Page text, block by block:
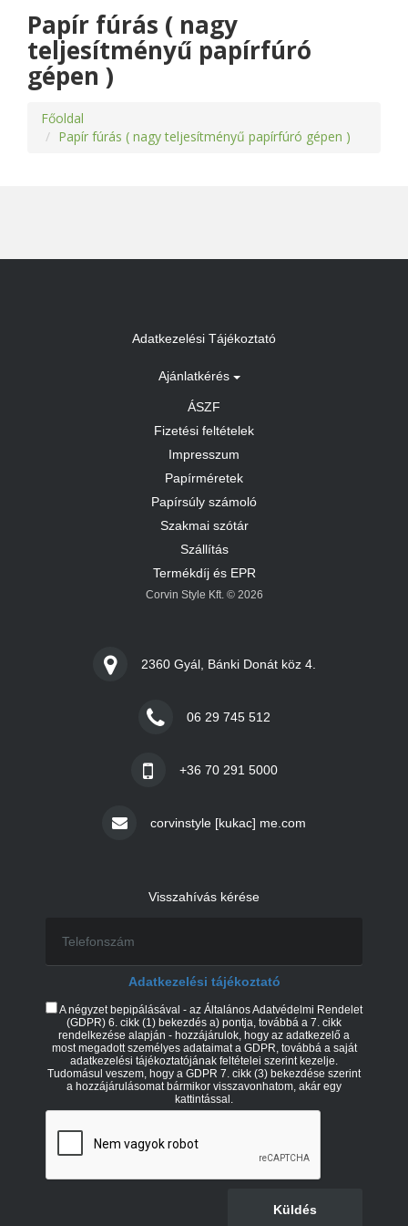
Papír fúrás ( nagy
teljesítményű papírfúró
gépen )
Főoldal
Papír fúrás ( nagy teljesítményű papírfúró gépen )
Adatkezelési Tájékoztató
Ajánlatkérés
ÁSZF
Fizetési feltételek
Impresszum
Papírméretek
Papírsúly számoló
Szakmai szótár
Szállítás
Termékdíj és EPR
Corvin Style Kft. © 2026
2360 Gyál, Bánki Donát köz 4.
06 29 745 512
+36 70 291 5000
corvinstyle [kukac] me.com
Visszahívás kérése
Adatkezelési tájékoztató
A négyzet bepipálásával - az Általános Adatvédelmi Rendelet
(GDPR) 6. cikk (1) bekezdés a) pontja, továbbá a 7. cikk
rendelkezése alapján - hozzájárulok, hogy az adatkezelő a
most megadott személyes adataimat a GDPR, továbbá a saját
adatkezelési tájékoztatójának feltételei szerint kezelje.
Tudomásul veszem, hogy a GDPR 7. cikk (3) bekezdése szerint
a hozzájárulásomat bármikor visszavonhatom, akár egy
kattintással.
Küldés